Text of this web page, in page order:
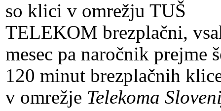
so klici v omrežju TUŠ
TELEKOM brezplačni,
mesec pa naročnik prejme
120 minut brezplačnih
v omrežje Telekoma